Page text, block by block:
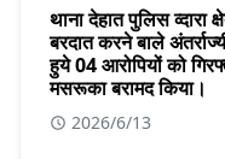
थाना देहात पुलिस व्दारा
बरदात करने बाले
हुये 04 आरोपियों को
मसरूका बरामद किया।
2026/6/13